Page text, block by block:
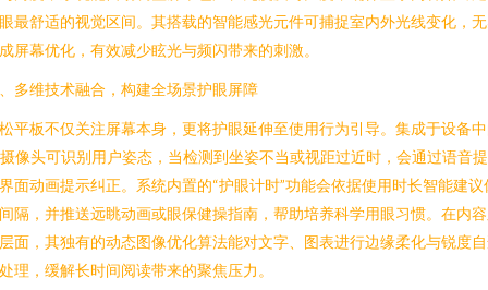
最舒适的视觉区间。其搭载的智能感光元件可捕捉室内外光线变化，
屏幕优化，有效减少眩光与频闪带来的刺激。
多维技术融合，构建全场景护眼屏障
平板不仅关注屏幕本身，更将护眼延伸至使用行为引导。集成于设备
像头可识别用户姿态，当检测到坐姿不当或视距过近时，会通过语音
面动画提示纠正。系统内置的“护眼计时”功能会依据使用时长智能建议
隔，并推送远眺动画或眼保健操指南，帮助培养科学用眼习惯。在内
面，其独有的动态图像优化算法能对文字、图表进行边缘柔化与锐度
理，缓解长时间阅读带来的聚焦压力。